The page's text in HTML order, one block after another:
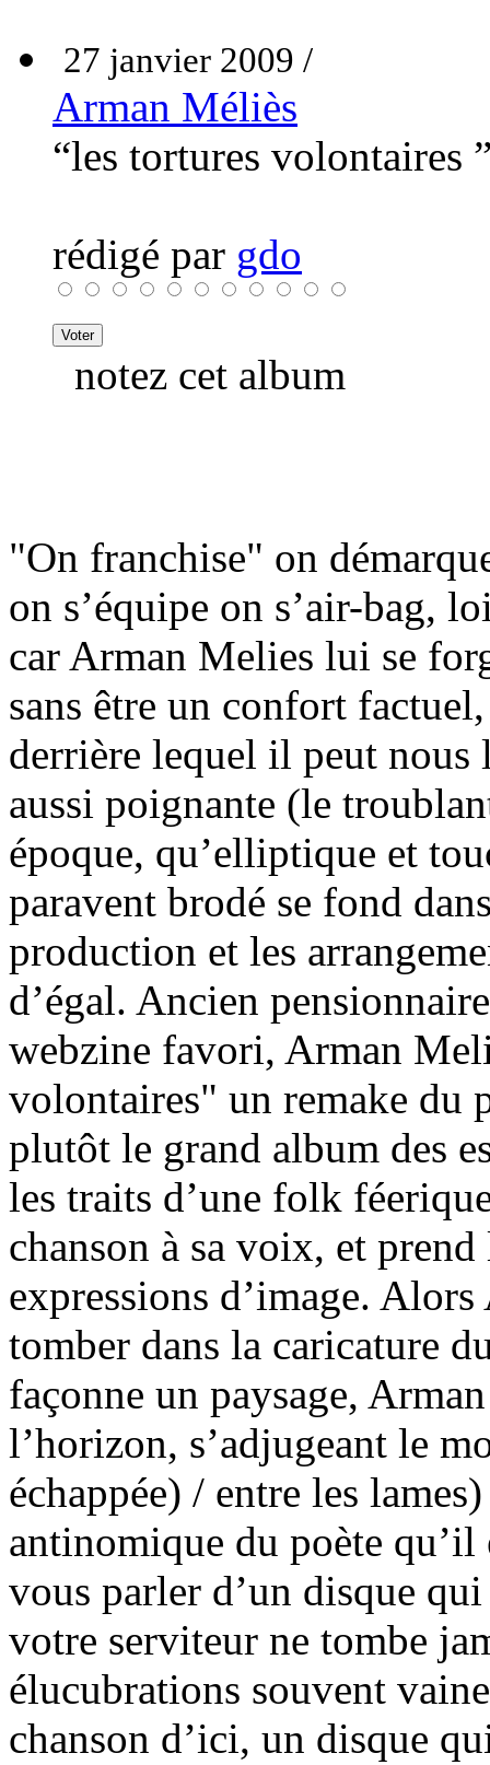
27 janvier 2009 /
Arman Méliès
“les tortures volontaires
rédigé par gdo
notez cet album
"On franchise" on
on s’équipe on s’air-bag,
car Arman Melies lui se
sans être un confort
derrière lequel il peut nous
aussi poignante (le
époque, qu’elliptique et
paravent brodé se fond
production et les
d’égal. Ancien
webzine favori, Arman
volontaires" un remake du
plutôt le grand album des
les traits d’une folk
chanson à sa voix, et
expressions d’image.
tomber dans la caricature
façonne un paysage,
l’horizon, s’adjugeant le
échappée) / entre les
antinomique du poète
vous parler d’un disque
votre serviteur ne tombe
élucubrations souvent
chanson d’ici, un disque